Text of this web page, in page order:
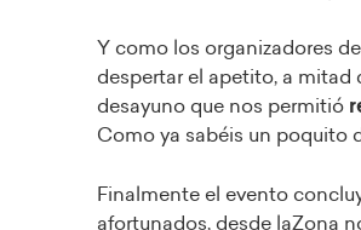
Y como los organizadores
despertar el apetito, a
desayuno que nos permitió
Como ya sabéis un poquito
Finalmente el evento
afortunados, desde laZona